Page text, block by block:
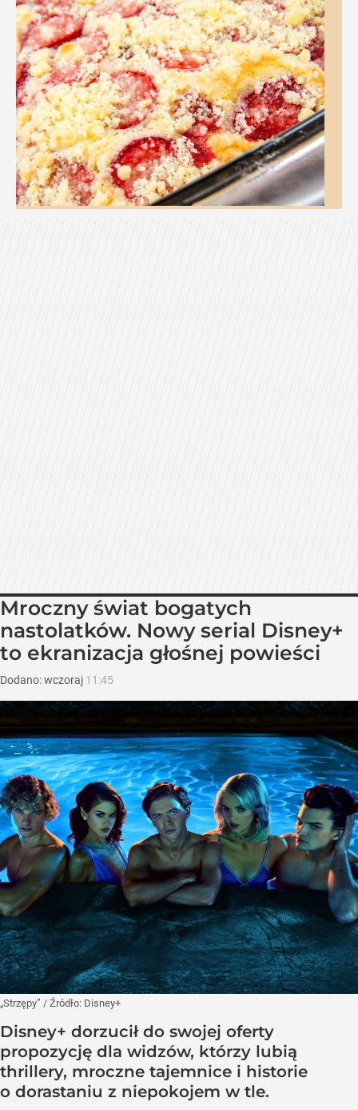
Mroczny świat bogatych
nastolatków. Nowy serial Disney+
to ekranizacja głośnej powieści
Dodano:wczoraj 11:45
„Strzępy” / Źródło: Disney+
Disney+ dorzucił do swojej oferty
propozycję dla widzów, którzy lubią
thrillery, mroczne tajemnice i historie
o dorastaniu z niepokojem w tle.